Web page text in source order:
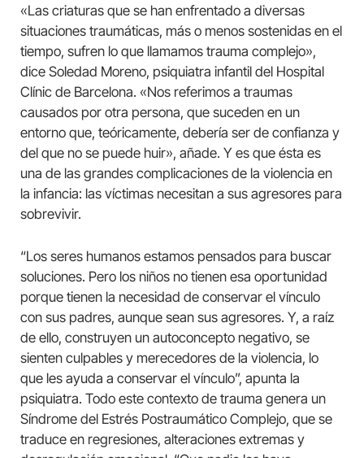
«Las criaturas que se han enfrentado a diversas
situaciones traumáticas, más o menos sostenidas en el
tiempo, sufren lo que llamamos trauma complejo»,
dice Soledad Moreno, psiquiatra infantil del Hospital
Clínic de Barcelona. «Nos referimos a traumas
causados ​​por otra persona, que suceden en un
entorno que, teóricamente, debería ser de confianza y
del que no se puede huir», añade. Y es que ésta es
una de las grandes complicaciones de la violencia en
la infancia: las víctimas necesitan a sus agresores para
sobrevivir.
“Los seres humanos estamos pensados ​​para buscar
soluciones. Pero los niños no tienen esa oportunidad
porque tienen la necesidad de conservar el vínculo
con sus padres, aunque sean sus agresores. Y, a raíz
de ello, construyen un autoconcepto negativo, se
sienten culpables y merecedores de la violencia, lo
que les ayuda a conservar el vínculo”, apunta la
psiquiatra. Todo este contexto de trauma genera un
Síndrome del Estrés Postraumático Complejo, que se
traduce en regresiones, alteraciones extremas y